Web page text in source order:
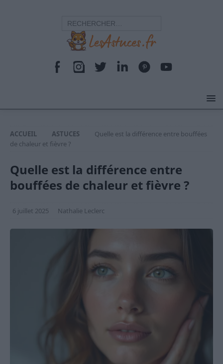
ACCUEIL ASTUCES
Quelle est la différence entre bouffées
de chaleur et fièvre ?
Quelle est la différence entre
bouffées de chaleur et fièvre ?
6 juillet 2025 Nathalie Leclerc